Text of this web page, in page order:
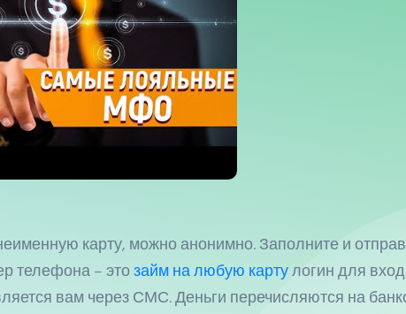
карту, можно анонимно. Заполните и
телефона – этозайм на любую картулогин для
вам через СМС. Деньги перечисляются на